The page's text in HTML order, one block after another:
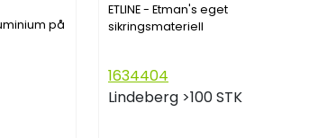
på
ETLINE - Etman's eget
sikringsmateriell
1634404
Lindeberg >100 STK